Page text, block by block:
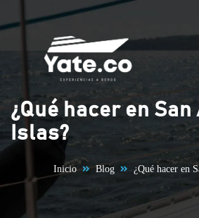
Saltar al contenido
¿Qué hacer en
Islas?
Inicio Blog ¿Qué hacer en